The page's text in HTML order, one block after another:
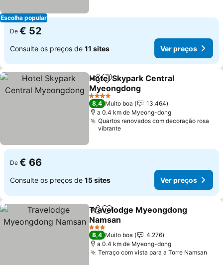
Escolha popular
De € 52
Consulte os preços de 11 sites Ver preços
PartilharAdicionar aos favoritos
Hotel Skypark Central
Myeongdong
4 Estrelas
8,4 Muito boa
13.464
a 0.4 km de Myeong-dong
Quartos renovados com decoração rosa
vibrante
De € 66
Consulte os preços de 15 sites Ver preços
PartilharAdicionar aos favoritos
Travelodge Myeongdong
Namsan
3 Estrelas
8,4 Muito boa
4.276
a 0.4 km de Myeong-dong
Terraço com vista para a Torre Namsan